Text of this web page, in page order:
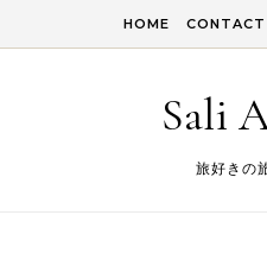
HOME CONTACT
Sali
旅好きの